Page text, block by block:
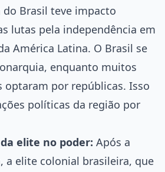
do Brasil teve impacto
lutas pela independência em
América Latina. O Brasil se
enquanto muitos
optaram por repúblicas. Isso
políticas da região por
elite no poder: Após a
a elite colonial brasileira, que